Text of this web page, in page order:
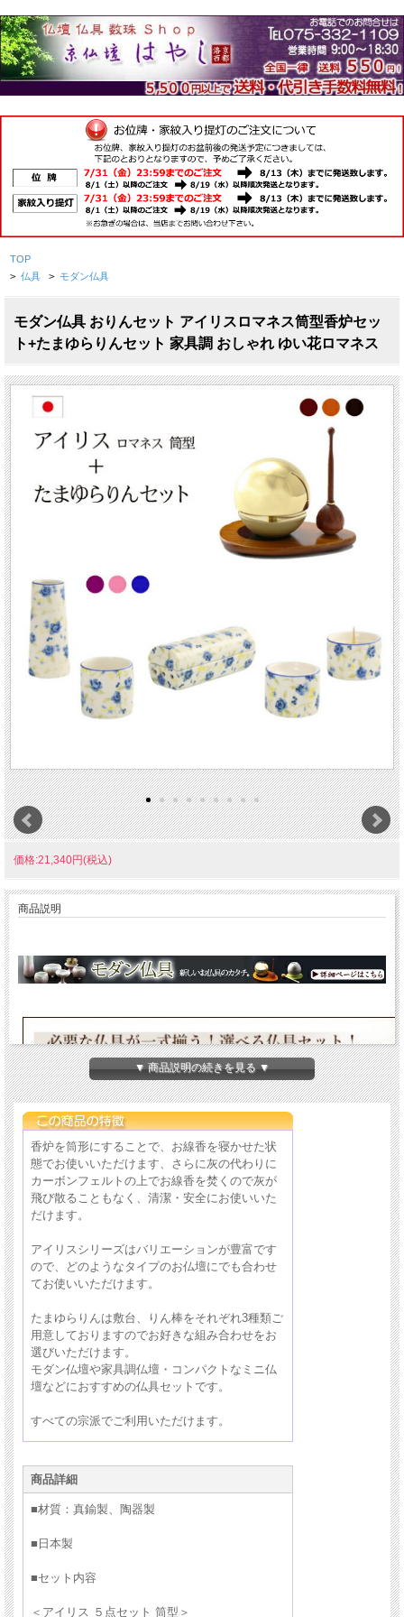
TOP
> 仏具 > モダン仏具
モダン仏具 おりんセット アイリスロマネス筒型香炉セッ
ト+たまゆらりんセット 家具調 おしゃれ ゆい花ロマネス
価格:21,340円(税込)
商品説明
モダン仏具セット（単体）はこちら ＞
▼ 商品説明の続きを見る ▼
香炉を筒形にすることで、お線香を寝かせた状
態でお使いいただけます、さらに灰の代わりに
カーボンフェルトの上でお線香を焚くので灰が
飛び散ることもなく、清潔・安全にお使いいた
だけます。
アイリスシリーズはバリエーションが豊富です
ので、どのようなタイプのお仏壇にでも合わせ
てお使いいただけます。
たまゆらりんは敷台、りん棒をそれぞれ3種類ご
用意しておりますのでお好きな組み合わせをお
選びいただけます。
モダン仏壇や家具調仏壇・コンパクトなミニ仏
壇などにおすすめの仏具セットです。
すべての宗派でご利用いただけます。
商品詳細
■材質： 真鍮製、陶器製
■日本製
■セット内容
＜アイリス ５点セット 筒型＞